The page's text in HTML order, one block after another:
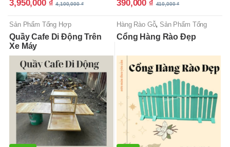
3,950,000 ₫ 4,100,000₫ 390,000 ₫ 410,000₫
Sản Phẩm Tổng Hợp
Quầy Cafe Di Động Trên
Xe Máy
Hàng Rào Gỗ, Sản Phẩm Tổng
Hợp
Cổng Hàng Rào Đẹp